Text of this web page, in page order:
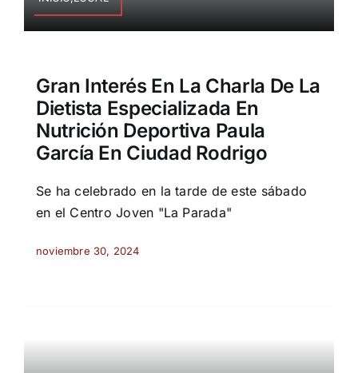
Gran Interés En La Charla De La
Dietista Especializada En
Nutrición Deportiva Paula
García En Ciudad Rodrigo
Se ha celebrado en la tarde de este sábado
en el Centro Joven "La Parada"
noviembre 30, 2024